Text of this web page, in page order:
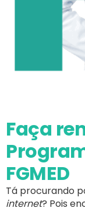
Faça
FGMED
Tá procurando
internet? Pois